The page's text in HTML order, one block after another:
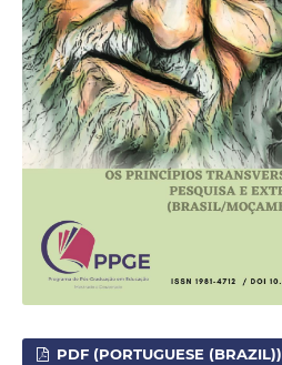
PDF (PORTUGUESE (BRAZIL))